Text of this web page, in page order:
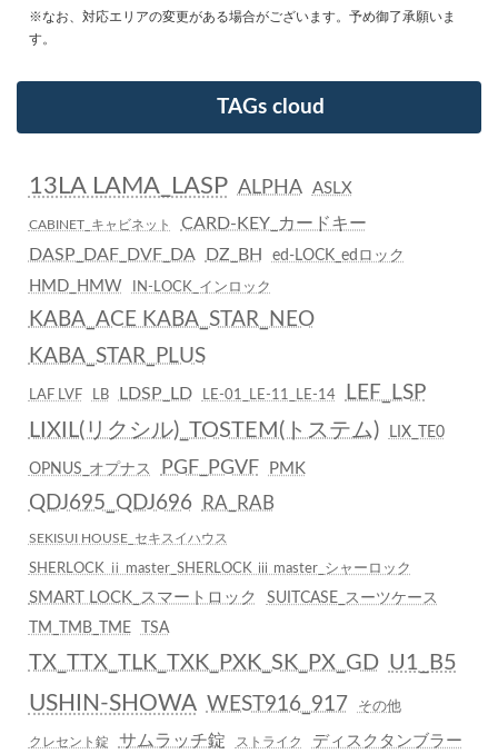
※なお、対応エリアの変更がある場合がございます。予め御了承願いま
す。
TAGs cloud
13LA LAMA_LASP ALPHA ASLX
CABINET_キャビネット
CARD-KEY_カードキー
DASP_DAF_DVF_DA
DZ_BH ed-LOCK_edロック
HMD_HMW IN-LOCK_インロック
KABA_ACE KABA_STAR_NEO
KABA_STAR_PLUS
LAF LVF LB LDSP_LD LE-01_LE-11_LE-14 LEF_LSP
LIXIL(リクシル)_TOSTEM(トステム) LIX_TE0
OPNUS_オプナス PGF_PGVF PMK
QDJ695_QDJ696 RA_RAB
SEKISUI HOUSE_セキスイハウス
SHERLOCK ⅱ master_SHERLOCK ⅲ master_シャーロック
SMART LOCK_スマートロック
SUITCASE_スーツケース
TM_TMB_TME
TSA
TX_TTX_TLK_TXK_PXK_SK_PX_GD U1_B5
USHIN-SHOWA WEST916_917 その他
クレセント錠 サムラッチ錠 ストライク
ディスクタンブラー